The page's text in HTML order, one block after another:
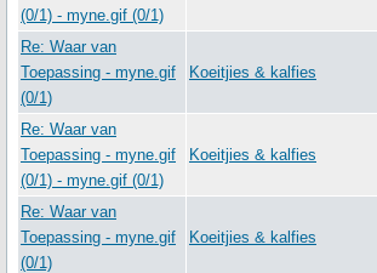
(0/1) - myne.gif (0/1)
Re: Waar van
Toepassing - myne.gif
(0/1)
Koeitjies & kalfies
Re: Waar van
Toepassing - myne.gif
(0/1) - myne.gif (0/1)
Koeitjies & kalfies
Re: Waar van
Toepassing - myne.gif
(0/1)
Koeitjies & kalfies